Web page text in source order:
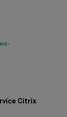
Citrix